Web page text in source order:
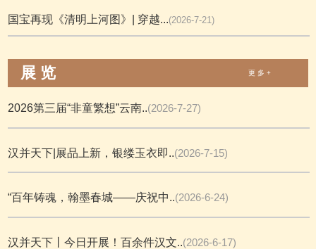
国宝再现《清明上河图》| 穿越...(2026-7-21)
展 览 更 多 +
2026第三届“非童繁想”云南..(2026-7-27)
汉并天下|展品上新，银缕玉衣即..(2026-7-15)
“百年铸魂，翰墨春城——庆祝中..(2026-6-24)
汉并天下丨今日开展！百余件汉文..(2026-6-17)